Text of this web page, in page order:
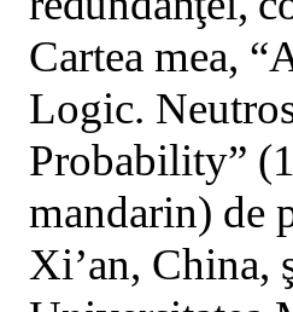
Cartea mea,
Logic.
Probability”
mandarin) de
Xi’an, China,